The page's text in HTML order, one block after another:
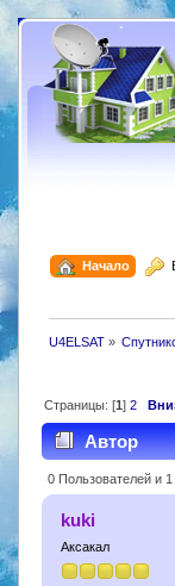
Начало
U4ELSAT»
Страницы: [1] 2
Автор
0 Пользователей и
kuki
Аксакал